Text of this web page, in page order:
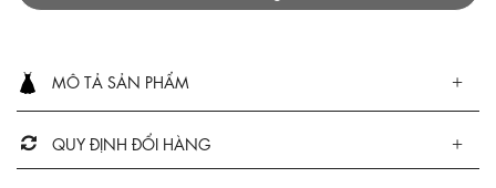
MÔ TẢ SẢN PHẨM
QUY ĐỊNH ĐỔI HÀNG